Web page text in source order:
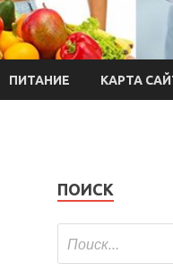
ПИТАНИЕ КАРТА
ПОИСК